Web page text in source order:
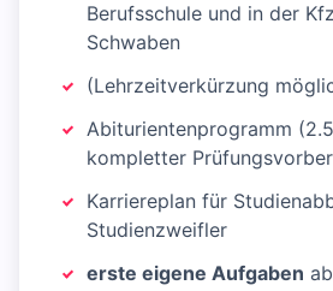
Berufsschule und in der
Schwaben
(Lehrzeitverkürzung
Abiturientenprogramm
kompletter
Karriereplan für
Studienzweifler
erste eigene Aufgaben